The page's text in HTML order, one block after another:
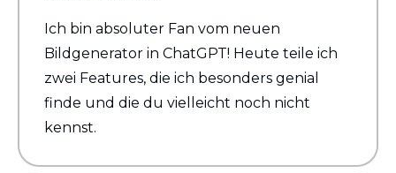
Ich bin absoluter Fan vom neuen
Bildgenerator in ChatGPT! Heute teile ich
zwei Features, die ich besonders genial
finde und die du vielleicht noch nicht
kennst.